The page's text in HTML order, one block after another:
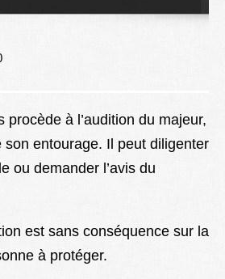
procède à l’audition du majeur,
son entourage. Il peut diligenter
ou demander l’avis du
est sans conséquence sur la
à protéger.